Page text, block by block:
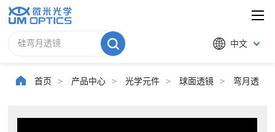
中文
首页 > 产品中心 > 光学元件 > 球面透镜 > 弯月透镜